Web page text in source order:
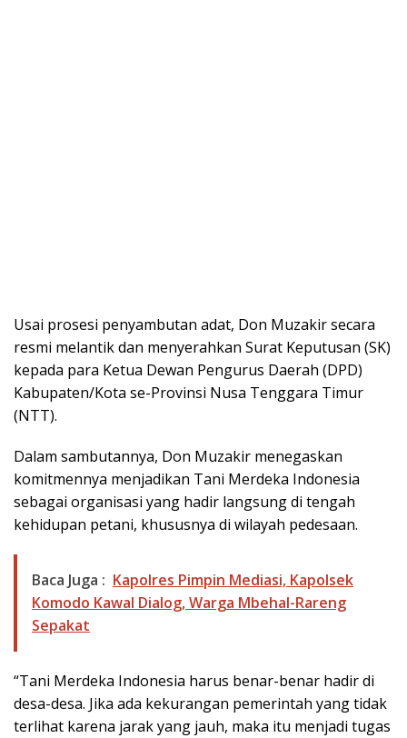
Usai prosesi penyambutan adat, Don Muzakir secara
resmi melantik dan menyerahkan Surat Keputusan (SK)
kepada para Ketua Dewan Pengurus Daerah (DPD)
Kabupaten/Kota se-Provinsi Nusa Tenggara Timur
(NTT).
Dalam sambutannya, Don Muzakir menegaskan
komitmennya menjadikan Tani Merdeka Indonesia
sebagai organisasi yang hadir langsung di tengah
kehidupan petani, khususnya di wilayah pedesaan.
Baca Juga : Kapolres Pimpin Mediasi, Kapolsek
Komodo Kawal Dialog, Warga Mbehal-Rareng
Sepakat
“Tani Merdeka Indonesia harus benar-benar hadir di
desa-desa. Jika ada kekurangan pemerintah yang tidak
terlihat karena jarak yang jauh, maka itu menjadi tugas